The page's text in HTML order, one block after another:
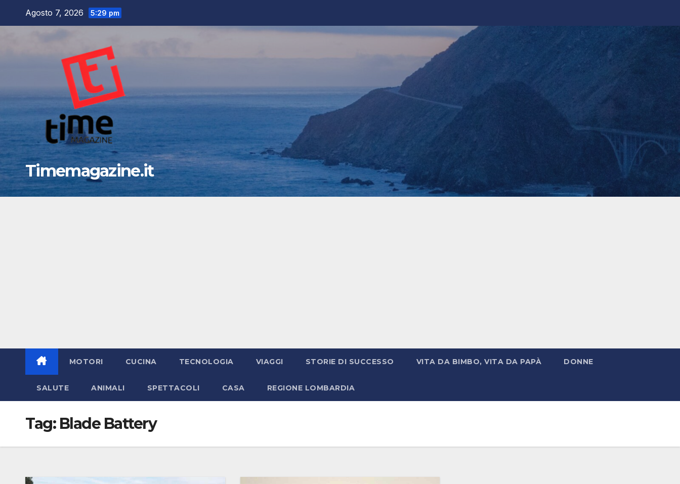
Agosto 7, 2026 5:29 pm
Timemagazine.it
MOTORI CUCINA TECNOLOGIA VIAGGI STORIE DI SUCCESSO VITA DA BIMBO, VITA DA PAPÀ DONNE
SALUTE ANIMALI SPETTACOLI CASA REGIONE LOMBARDIA
Tag: Blade Battery